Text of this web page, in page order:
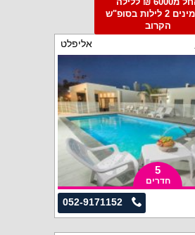
למזמינים 2 לילות בסופ"ש
הקרוב
אליפלט
5
חדרים
052-9171152